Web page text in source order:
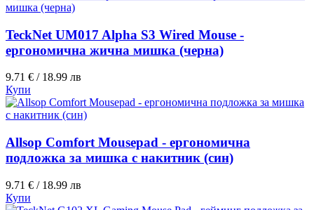
TeckNet UM017 Alpha S3 Wired Mouse -
ергономична жична мишка (черна)
9.71 € / 18.99 лв
Купи
Allsop Comfort Mousepad - ергономична
подложка за мишка с накитник (син)
9.71 € / 18.99 лв
Купи